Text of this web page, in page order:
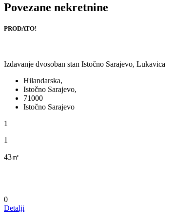
Povezane nekretnine
PRODATO!
Izdavanje dvosoban stan Istočno Sarajevo, Lukavica
Hilandarska,
Istočno Sarajevo,
71000
Istočno Sarajevo
1
1
43㎡
0
Detalji